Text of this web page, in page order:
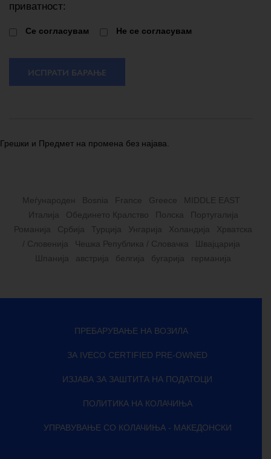
приватност:
Cе согласувам Не се согласувам
ИСПРАТИ БАРАЊЕ
Грешки и Предмет на промена без најава.
Меѓународен Bosnia France Greece
MIDDLE EAST
Италија
Обединето Кралство Полска
Португалија
Романија
Србија Турција Унгарија Холандија
Хрватска
/ Словенија
Чешка Република / Словачка
Швајцарија
Шпанија
австрија белгија бугарија германија
ПРЕБАРУВАЊЕ НА ВОЗИЛА
ЗА IVECO CERTIFIED PRE-OWNED
ИЗЈАВА ЗА ЗАШТИТА НА ПОДАТОЦИ
ПОЛИТИКА НА КОЛАЧИЊА
УПРАВУВАЊЕ СО КОЛАЧИЊА - МАКЕДОНСКИ